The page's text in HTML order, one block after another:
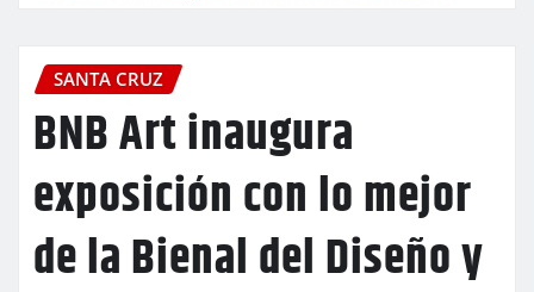
SANTA CRUZ
BNB Art inaugura
exposición con lo mejor
de la Bienal del Diseño y